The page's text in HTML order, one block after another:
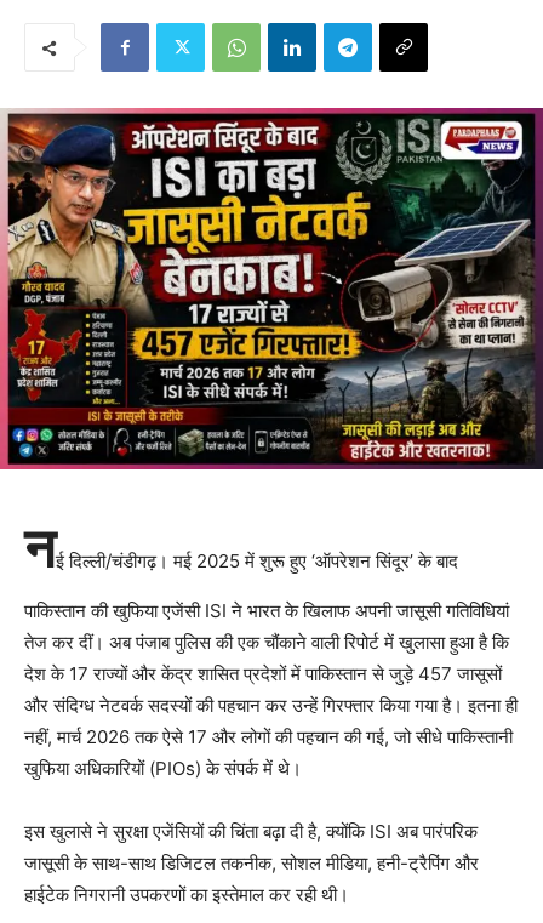
नई दिल्ली/चंडीगढ़। मई 2025 में शुरू हुए ‘ऑपरेशन सिंदूर’ के बाद
पाकिस्तान की खुफिया एजेंसी ISI ने भारत के खिलाफ अपनी जासूसी गतिविधियां
तेज कर दीं। अब पंजाब पुलिस की एक चौंकाने वाली रिपोर्ट में खुलासा हुआ है कि
देश के 17 राज्यों और केंद्र शासित प्रदेशों में पाकिस्तान से जुड़े 457 जासूसों
और संदिग्ध नेटवर्क सदस्यों की पहचान कर उन्हें गिरफ्तार किया गया है। इतना ही
नहीं, मार्च 2026 तक ऐसे 17 और लोगों की पहचान की गई, जो सीधे पाकिस्तानी
खुफिया अधिकारियों (PIOs) के संपर्क में थे।
इस खुलासे ने सुरक्षा एजेंसियों की चिंता बढ़ा दी है, क्योंकि ISI अब पारंपरिक
जासूसी के साथ-साथ डिजिटल तकनीक, सोशल मीडिया, हनी-ट्रैपिंग और
हाईटेक निगरानी उपकरणों का इस्तेमाल कर रही थी।